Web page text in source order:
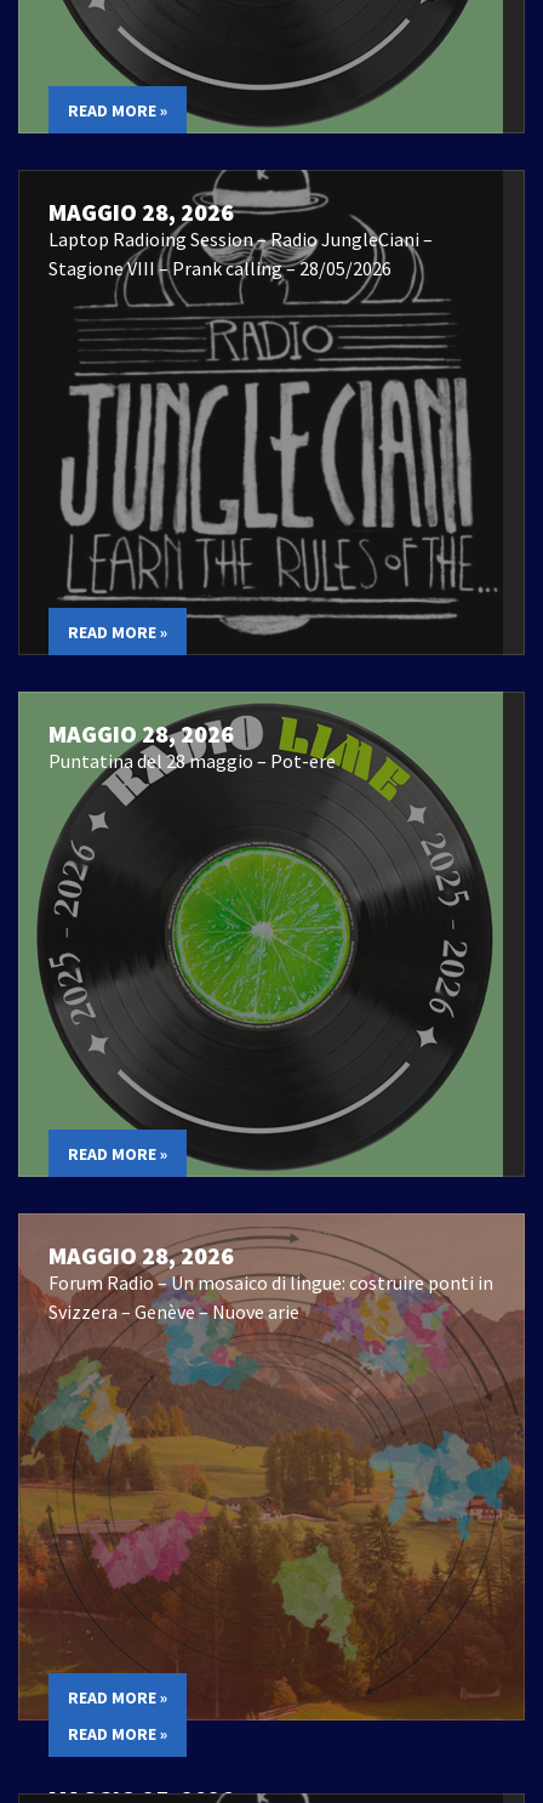
READ MORE »
MAGGIO 28, 2026
Laptop Radioing Session – Radio JungleCiani –
Stagione VIII – Prank calling – 28/05/2026
READ MORE »
MAGGIO 28, 2026
Puntatina del 28 maggio – Pot-ere
READ MORE »
MAGGIO 28, 2026
Forum Radio – Un mosaico di lingue: costruire ponti in
Svizzera – Genève – Nuove arie
READ MORE »
READ MORE »